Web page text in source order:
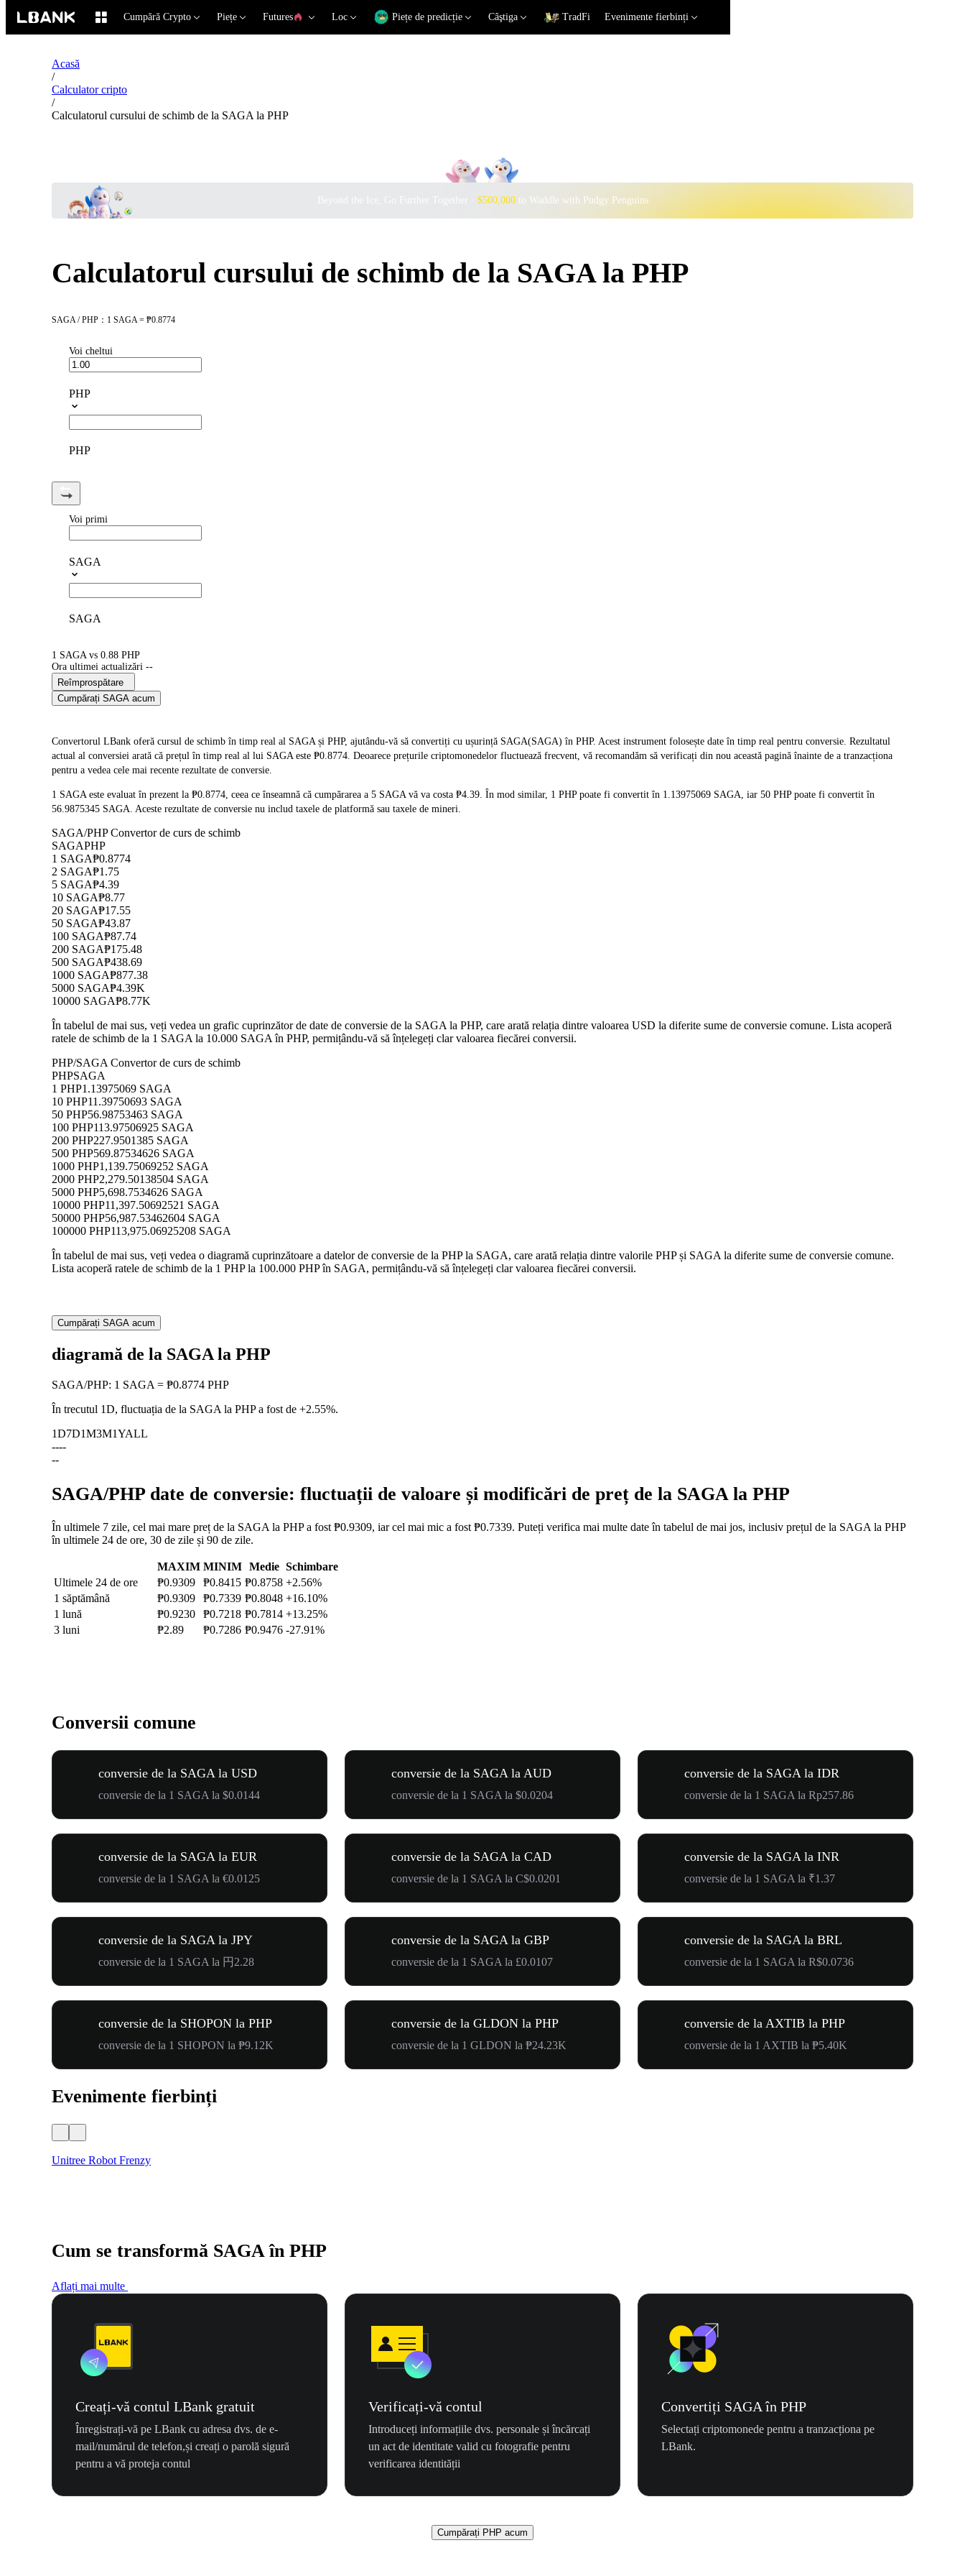
Cumpără Crypto Piețe Futures Loc Piețe de predicție Câştiga TradFi Evenimente fierbinți
Acasă
/
Calculator cripto
/
Calculatorul cursului de schimb de la SAGA la PHP
Beyond the Ice, Go Further Together · $500,000to Waddle with Pudgy Penguins
Calculatorul cursului de schimb de la SAGA la PHP
SAGA / PHP：1 SAGA = ₱0.8774
Voi cheltui
PHP
PHP
Voi primi
SAGA
SAGA
1 SAGA vs 0.88 PHP
Ora ultimei actualizări --
Reîmprospătare
Cumpărați SAGA acum
Convertorul LBank oferă cursul de schimb în timp real al SAGA și PHP, ajutându-vă să convertiți cu ușurință SAGA(SAGA) în PHP. Acest instrument folosește date în timp real pentru conversie. Rezultatul
actual al conversiei arată că prețul în timp real al lui SAGA este ₱0.8774. Deoarece prețurile criptomonedelor fluctuează frecvent, vă recomandăm să verificați din nou această pagină înainte de a tranzacționa
pentru a vedea cele mai recente rezultate de conversie.
1 SAGA este evaluat în prezent la ₱0.8774, ceea ce înseamnă că cumpărarea a 5 SAGA vă va costa ₱4.39. În mod similar, 1 PHP poate fi convertit în 1.13975069 SAGA, iar 50 PHP poate fi convertit în
56.9875345 SAGA. Aceste rezultate de conversie nu includ taxele de platformă sau taxele de mineri.
SAGA/PHP Convertor de curs de schimb
SAGAPHP
1 SAGA₱0.8774
2 SAGA₱1.75
5 SAGA₱4.39
10 SAGA₱8.77
20 SAGA₱17.55
50 SAGA₱43.87
100 SAGA₱87.74
200 SAGA₱175.48
500 SAGA₱438.69
1000 SAGA₱877.38
5000 SAGA₱4.39K
10000 SAGA₱8.77K
În tabelul de mai sus, veți vedea un grafic cuprinzător de date de conversie de la SAGA la PHP, care arată relația dintre valoarea USD la diferite sume de conversie comune. Lista acoperă
ratele de schimb de la 1 SAGA la 10.000 SAGA în PHP, permițându-vă să înțelegeți clar valoarea fiecărei conversii.
PHP/SAGA Convertor de curs de schimb
PHPSAGA
1 PHP1.13975069 SAGA
10 PHP11.39750693 SAGA
50 PHP56.98753463 SAGA
100 PHP113.97506925 SAGA
200 PHP227.9501385 SAGA
500 PHP569.87534626 SAGA
1000 PHP1,139.75069252 SAGA
2000 PHP2,279.50138504 SAGA
5000 PHP5,698.7534626 SAGA
10000 PHP11,397.50692521 SAGA
50000 PHP56,987.53462604 SAGA
100000 PHP113,975.06925208 SAGA
În tabelul de mai sus, veți vedea o diagramă cuprinzătoare a datelor de conversie de la PHP la SAGA, care arată relația dintre valorile PHP și SAGA la diferite sume de conversie comune.
Lista acoperă ratele de schimb de la 1 PHP la 100.000 PHP în SAGA, permițându-vă să înțelegeți clar valoarea fiecărei conversii.
Cumpărați SAGA acum
diagramă de la SAGA la PHP
SAGA/PHP: 1 SAGA = ₱0.8774 PHP
În trecutul 1D, fluctuația de la SAGA la PHP a fost de +2.55%.
1D7D1M3M1YALL
----
--
SAGA/PHP date de conversie: fluctuații de valoare și modificări de preț de la SAGA la PHP
În ultimele 7 zile, cel mai mare preț de la SAGA la PHP a fost ₱0.9309, iar cel mai mic a fost ₱0.7339. Puteți verifica mai multe date în tabelul de mai jos, inclusiv prețul de la SAGA la PHP
în ultimele 24 de ore, 30 de zile și 90 de zile.
MAXIM MINIM Medie Schimbare
Ultimele 24 de ore
₱0.9309 ₱0.8415 ₱0.8758 +2.56%
1 săptămână
₱0.9309 ₱0.7339 ₱0.8048 +16.10%
1 lună
₱0.9230 ₱0.7218 ₱0.7814 +13.25%
3 luni
₱2.89 ₱0.7286 ₱0.9476 -27.91%
Conversii comune
conversie de la SAGA la USD
conversie de la 1 SAGA la $0.0144
conversie de la SAGA la AUD
conversie de la 1 SAGA la $0.0204
conversie de la SAGA la IDR
conversie de la 1 SAGA la Rp257.86
conversie de la SAGA la EUR
conversie de la 1 SAGA la €0.0125
conversie de la SAGA la CAD
conversie de la 1 SAGA la C$0.0201
conversie de la SAGA la INR
conversie de la 1 SAGA la ₹1.37
conversie de la SAGA la JPY
conversie de la 1 SAGA la 円2.28
conversie de la SAGA la GBP
conversie de la 1 SAGA la £0.0107
conversie de la SAGA la BRL
conversie de la 1 SAGA la R$0.0736
conversie de la SHOPON la PHP
conversie de la 1 SHOPON la ₱9.12K
conversie de la GLDON la PHP
conversie de la 1 GLDON la ₱24.23K
conversie de la AXTIB la PHP
conversie de la 1 AXTIB la ₱5.40K
Evenimente fierbinți
Unitree Robot Frenzy
Cum se transformă SAGA în PHP
Aflați mai multe
Creați-vă contul LBank gratuit
Înregistrați-vă pe LBank cu adresa dvs. de e-
mail/numărul de telefon,și creați o parolă sigură
pentru a vă proteja contul
Verificați-vă contul
Introduceți informațiile dvs. personale și încărcați
un act de identitate valid cu fotografie pentru
verificarea identității
Convertiți SAGA în PHP
Selectați criptomonede pentru a tranzacționa pe
LBank.
Cumpărați PHP acum